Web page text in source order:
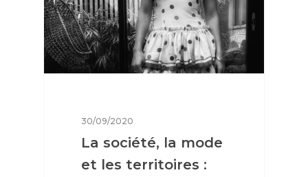
30/09/2020
La société, la mode
et les territoires :